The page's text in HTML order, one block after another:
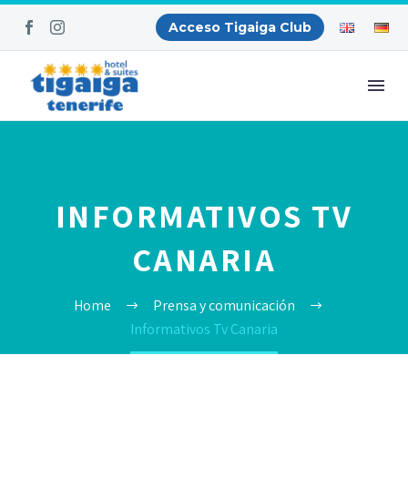
Acceso Tigaiga Club
INFORMATIVOS TV
CANARIA
Home
Prensa y comunicación
Informativos Tv Canaria